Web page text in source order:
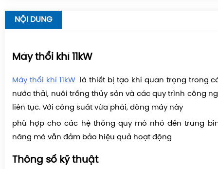
NỘI DUNG
Máy thổi khí 11kW
Máy thổi khí 11kWlà thiết bị tạo khí quan trọng trong
nước thải, nuôi trồng thủy sản và các quy trình công
liên tục. Với công suất vừa phải, dòng máy này
phù hợp cho các hệ thống quy mô nhỏ đến trung
năng mà vẫn đảm bảo hiệu quả hoạt động
Thông số kỹ thuật